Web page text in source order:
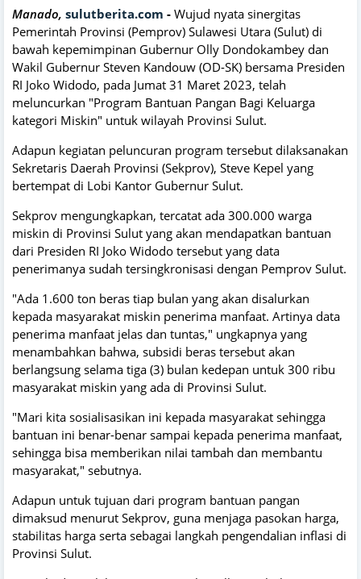
Manado, sulutberita.com - Wujud nyata sinergitas
Pemerintah Provinsi (Pemprov) Sulawesi Utara (Sulut) di
bawah kepemimpinan Gubernur Olly Dondokambey dan
Wakil Gubernur Steven Kandouw (OD-SK) bersama Presiden
RI Joko Widodo, pada Jumat 31 Maret 2023, telah
meluncurkan "Program Bantuan Pangan Bagi Keluarga
kategori Miskin" untuk wilayah Provinsi Sulut.
Adapun kegiatan peluncuran program tersebut dilaksanakan
Sekretaris Daerah Provinsi (Sekprov), Steve Kepel yang
bertempat di Lobi Kantor Gubernur Sulut.
Sekprov mengungkapkan, tercatat ada 300.000 warga
miskin di Provinsi Sulut yang akan mendapatkan bantuan
dari Presiden RI Joko Widodo tersebut yang data
penerimanya sudah tersingkronisasi dengan Pemprov Sulut.
"Ada 1.600 ton beras tiap bulan yang akan disalurkan
kepada masyarakat miskin penerima manfaat. Artinya data
penerima manfaat jelas dan tuntas," ungkapnya yang
menambahkan bahwa, subsidi beras tersebut akan
berlangsung selama tiga (3) bulan kedepan untuk 300 ribu
masyarakat miskin yang ada di Provinsi Sulut.
"Mari kita sosialisasikan ini kepada masyarakat sehingga
bantuan ini benar-benar sampai kepada penerima manfaat,
sehingga bisa memberikan nilai tambah dan membantu
masyarakat," sebutnya.
Adapun untuk tujuan dari program bantuan pangan
dimaksud menurut Sekprov, guna menjaga pasokan harga,
stabilitas harga serta sebagai langkah pengendalian inflasi di
Provinsi Sulut.